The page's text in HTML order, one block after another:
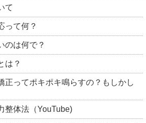
て
って何？
のは何で？
は？
正ってポキポキ鳴らすの？もしかし
整体法（YouTube)